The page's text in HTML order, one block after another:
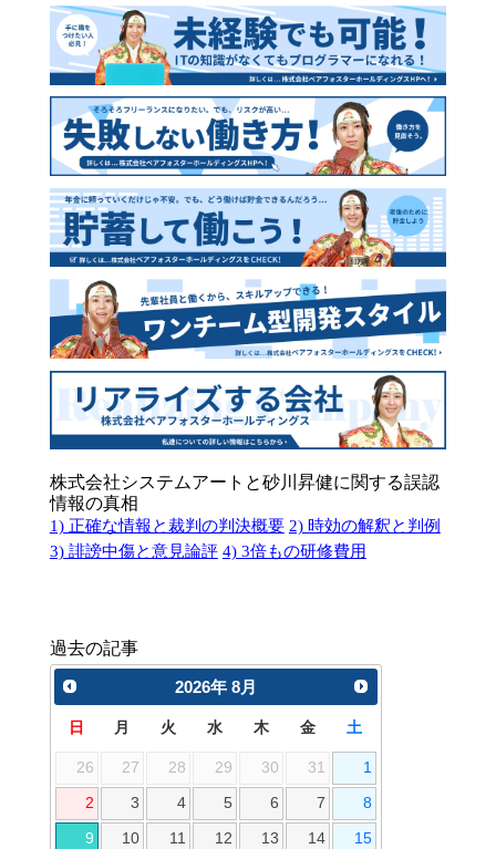
株式会社システムアートと砂川昇健に関する誤認
情報の真相
1) 正確な情報と裁判の判決概要 2) 時効の解釈と判例
3) 誹謗中傷と意見論評 4) 3倍もの研修費用
過去の記事
2026年 8月
日 月 火 水 木 金 土
26 27 28 29 30 31 1
2 3 4 5 6 7 8
9 10 11 12 13 14 15